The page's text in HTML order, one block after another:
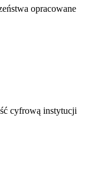
opracowane
cyfrową instytucji